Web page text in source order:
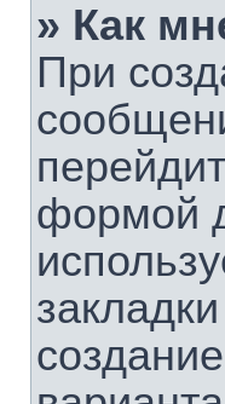
» Как
При
формой